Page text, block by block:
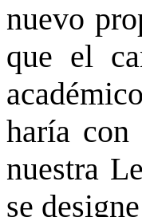
nuevo
que el
haría con
nuestra
se